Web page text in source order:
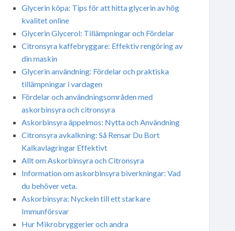
Glycerin köpa: Tips för att hitta glycerin av hög
kvalitet online
Glycerin Glycerol: Tillämpningar och Fördelar
Citronsyra kaffebryggare: Effektiv rengöring av
din maskin
Glycerin användning: Fördelar och praktiska
tillämpningar i vardagen
Fördelar och användningsområden med
askorbinsyra och citronsyra
Askorbinsyra äppelmos: Nytta och Användning
Citronsyra avkalkning: Så Rensar Du Bort
Kalkavlagringar Effektivt
Allt om Askorbinsyra och Citronsyra
Information om askorbinsyra biverkningar: Vad
du behöver veta.
Askorbinsyra: Nyckeln till ett starkare
Immunförsvar
Hur Mikrobryggerier och andra